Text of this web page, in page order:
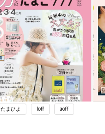
たまひよ loff aoff